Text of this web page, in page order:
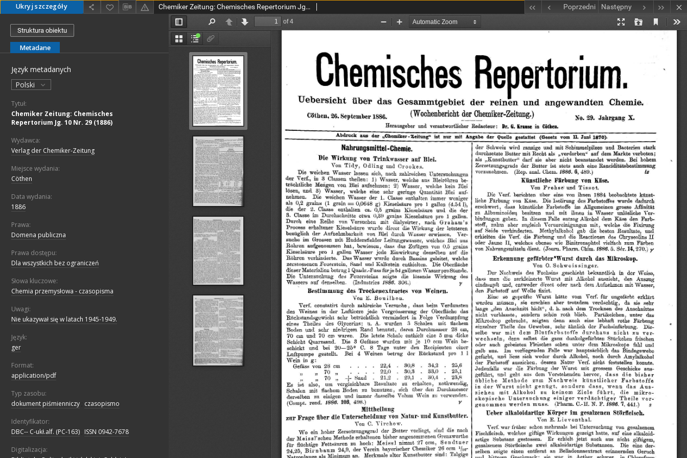
Ukryj szczegóły Chemiker Zeitung: Chemisches Repertorium Jg. 10 Nr. 29 (1886) Poprzedni Następny
Struktura obiektu
Metadane
Język metadanych
Polski
Tytuł:
Chemiker Zeitung: Chemisches
Repertorium Jg. 10 Nr. 29 (1886)
Wydawca:
Verlag der Chemiker-Zeitung
Miejsce wydania:
Cöthen
Data wydania:
1886
Prawa:
Domena publiczna
Prawa dostępu:
Dla wszystkich bez ograniczeń
Słowa kluczowe:
Chemia przemysłowa - czasopisma
Uwagi:
Nie ukazywał się w latach 1945-1949.
Język:
ger
Format:
application/pdf
Typ zasobu:
dokument piśmienniczy czasopismo
Identyfikator:
DBC-- C-ukł.alf. (PC-163) ISSN 0942-7678
Digitalizacja: